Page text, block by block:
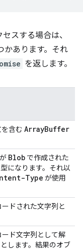
スする場合は、
かあります。それ
を返します。
含む ArrayBuffer
が Blob で作成された
になります。それ以
Type が使用
ドされた文字列と
ード文字列として解
します。結果のオブ